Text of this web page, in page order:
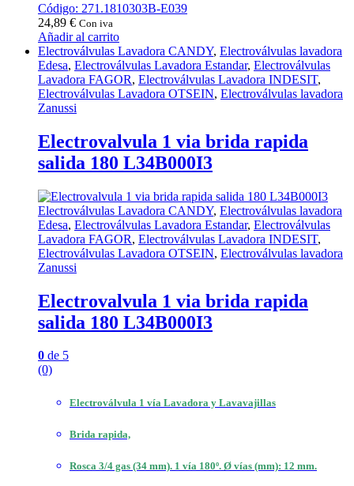
Código: 271.1810303B-E039
24,89 € Con iva
Añadir al carrito
Electroválvulas Lavadora CANDY, Electroválvulas lavadora
Edesa, Electroválvulas Lavadora Estandar, Electroválvulas
Lavadora FAGOR, Electroválvulas Lavadora INDESIT,
Electroválvulas Lavadora OTSEIN, Electroválvulas lavadora
Zanussi
Electrovalvula 1 via brida rapida
salida 180 L34B000I3
Electroválvulas Lavadora CANDY, Electroválvulas lavadora
Edesa, Electroválvulas Lavadora Estandar, Electroválvulas
Lavadora FAGOR, Electroválvulas Lavadora INDESIT,
Electroválvulas Lavadora OTSEIN, Electroválvulas lavadora
Zanussi
Electrovalvula 1 via brida rapida
salida 180 L34B000I3
0 de 5
(0)
Electroválvula 1 vía Lavadora y Lavavajillas
Brida rapida,
Rosca 3/4 gas (34 mm). 1 vía 180º. Ø vías (mm): 12 mm.